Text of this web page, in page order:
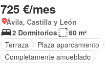
725 €/mes
Ávila, Castilla y León
2 Dormitorios
60 m²
Terraza
Plaza aparcamiento
Completamente amueblado